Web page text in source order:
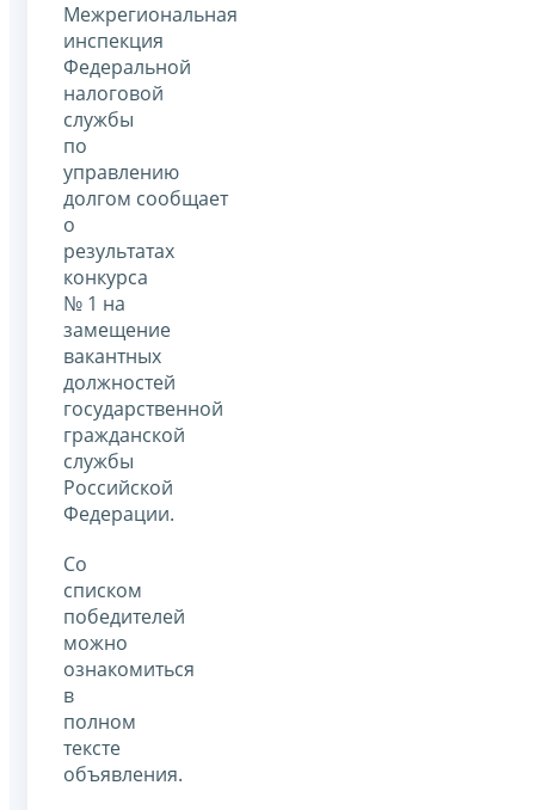
Межрегиональная
инспекция
Федеральной
налоговой
службы
по
управлению
долгом сообщает
о
результатах
конкурса
№ 1 на
замещение
вакантных
должностей
государственной
гражданской
службы
Российской
Федерации.
Со
списком
победителей
можно
ознакомиться
в
полном
тексте
объявления.